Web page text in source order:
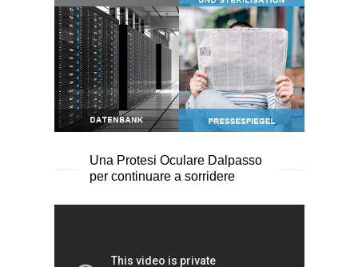
Una Protesi Oculare Dalpasso
per continuare a sorridere